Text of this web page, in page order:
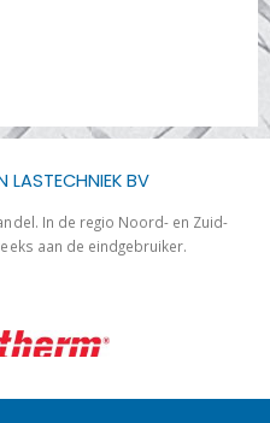
LASTECHNIEK BV
In de regio Noord- en Zuid-
aan de eindgebruiker.